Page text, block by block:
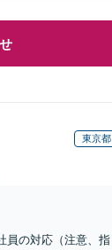
東京都
員の対応（注意、指